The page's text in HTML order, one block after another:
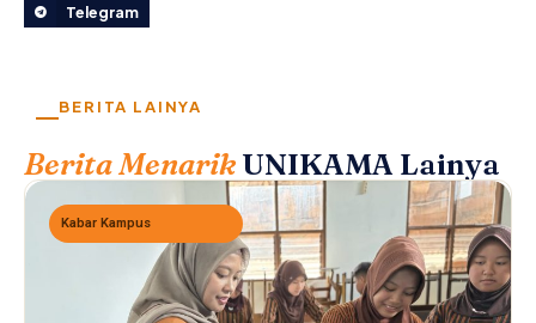
Telegram
BERITA LAINYA
Berita Menarik UNIKAMA Lainya
Kabar Kampus